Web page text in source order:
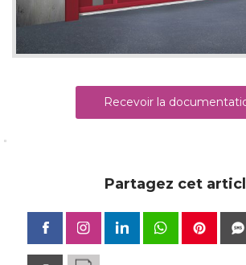
Recevoir la
Partagez cet